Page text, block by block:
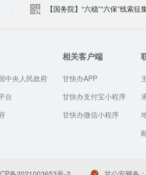
【国务院】“六稳”“六保”线索征
中央人民政府
台
相关客户端
甘快办APP
甘快办支付宝小程序
甘快办微信小程序